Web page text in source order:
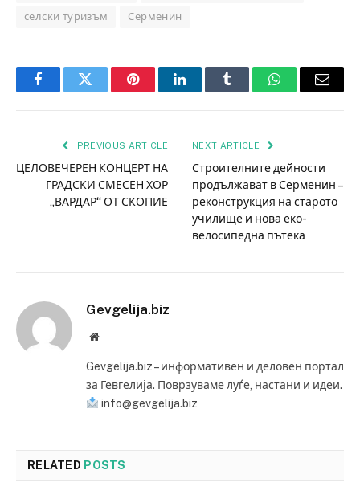
селски туризъм Серменин
FacebookTwitter PinterestLinkedInTumblr WhatsAppEmail
PREVIOUS ARTICLE
ЦЕЛОВЕЧЕРЕН КОНЦЕРТ НА
ГРАДСКИ СМЕСЕН ХОР
„ВАРДАР“ ОТ СКОПИЕ
NEXT ARTICLE
Строителните дейности
продължават в Серменин –
реконструкция на старото
училище и нова еко-
велосипедна пътека
Gevgelija.biz
Website
Gevgelija.biz – информативен и деловен портал
за Гевгелија. Поврзуваме луѓе, настани и идеи.
info@gevgelija.biz
RELATED POSTS